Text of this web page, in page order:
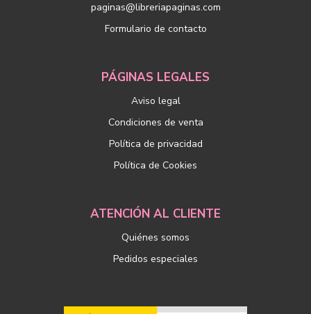
paginas@libreriapaginas.com
Formulario de contacto
PÁGINAS LEGALES
Aviso legal
Condiciones de venta
Política de privacidad
Política de Cookies
ATENCIÓN AL CLIENTE
Quiénes somos
Pedidos especiales